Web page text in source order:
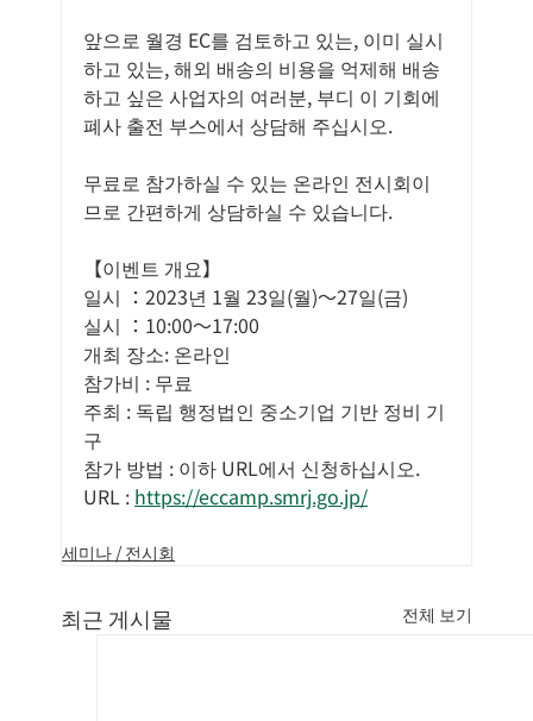
앞으로 월경 EC를 검토하고 있는, 이미 실시
하고 있는, 해외 배송의 비용을 억제해 배송
하고 싶은 사업자의 여러분, 부디 이 기회에
폐사 출전 부스에서 상담해 주십시오.
무료로 참가하실 수 있는 온라인 전시회이
므로 간편하게 상담하실 수 있습니다.
【이벤트 개요】
일시 ：2023년 1월 23일(월)～27일(금)
실시 ：10:00～17:00
개최 장소: 온라인
참가비 : 무료
주최 : 독립 행정법인 중소기업 기반 정비 기
구
참가 방법 : 이하 URL에서 신청하십시오.
URL : https://eccamp.smrj.go.jp/
세미나 / 전시회
최근 게시물 전체 보기